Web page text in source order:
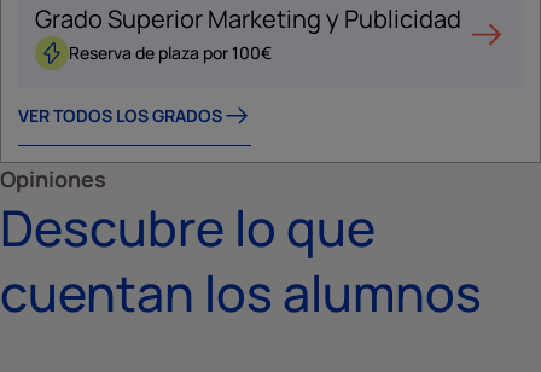
Grado Superior Marketing y Publicidad
Reserva de plaza por 100€
VER TODOS LOS GRADOS
Opiniones
Descubre lo que
cuentan los alumnos